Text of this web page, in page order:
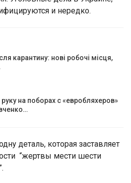
и нередко.
карантину: нові робочі місця,
на поборах с «евробляхеров»
деталь, которая заставляет
“жертвы мести шести